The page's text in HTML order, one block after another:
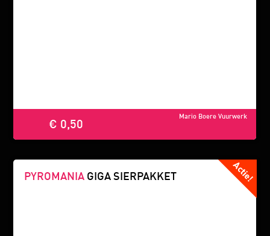
Mario Boere Vuurwerk
€ 0,50
PYROMANIA GIGA SIERPAKKET